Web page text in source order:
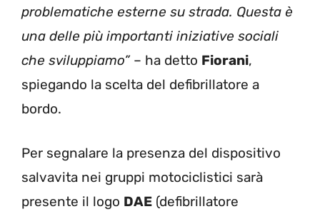
problematiche esterne su strada. Questa è
una delle più importanti iniziative sociali
che sviluppiamo”– ha detto Fiorani,
spiegando la scelta del defibrillatore a
bordo.
Per segnalare la presenza del dispositivo
salvavita nei gruppi motociclistici sarà
presente il logo DAE (defibrillatore